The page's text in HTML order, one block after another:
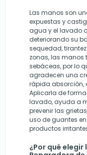
Las manos son
expuestas y
agua y el lavado
deteriorando su
sequedad,
zonas, las manos
sebáceas, por lo
agradecen una
rápida absorción,
Aplicarla de
lavado, ayuda a
prevenir las
uso de guantes
productos
¿Por qué elegir